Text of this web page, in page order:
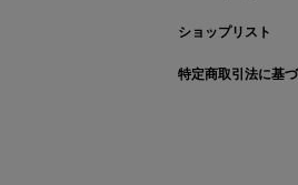
ショップリスト
特定商取引法に基